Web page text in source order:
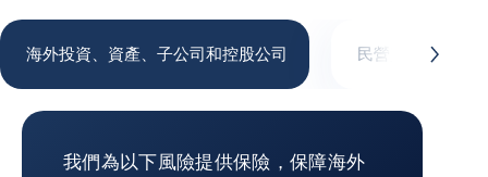
海外投資、資產、子公司和控股公司 民營買家合約和
button.next
海外投資、資產、子公司和控股公司
我們為以下風險提供保險，保障海外